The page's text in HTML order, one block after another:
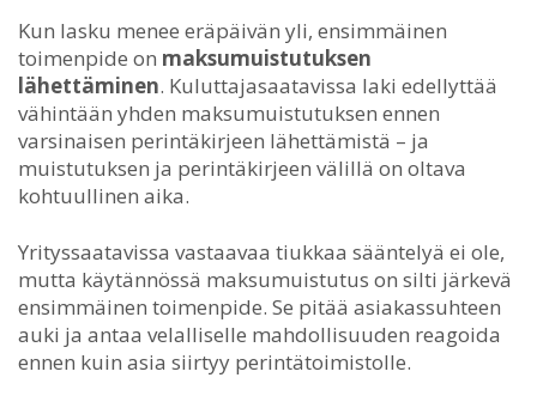
Kun lasku menee eräpäivän yli, ensimmäinen
toimenpide on maksumuistutuksen
lähettäminen. Kuluttajasaatavissa laki edellyttää
vähintään yhden maksumuistutuksen ennen
varsinaisen perintäkirjeen lähettämistä – ja
muistutuksen ja perintäkirjeen välillä on oltava
kohtuullinen aika.
Yrityssaatavissa vastaavaa tiukkaa sääntelyä ei ole,
mutta käytännössä maksumuistutus on silti järkevä
ensimmäinen toimenpide. Se pitää asiakassuhteen
auki ja antaa velalliselle mahdollisuuden reagoida
ennen kuin asia siirtyy perintätoimistolle.